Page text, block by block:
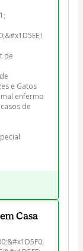
de
e Gatos
enfermo
de
Casa